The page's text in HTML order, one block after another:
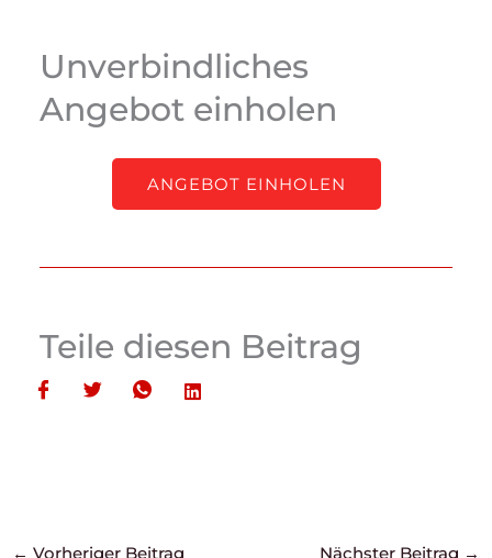
Unverbindliches
Angebot einholen
ANGEBOT EINHOLEN
Teile diesen Beitrag
← Vorheriger Beitrag Nächster Beitrag →